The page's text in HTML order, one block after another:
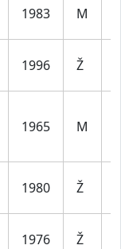
1983 M
1996 Ž
1965 M
1980 Ž
1976 Ž